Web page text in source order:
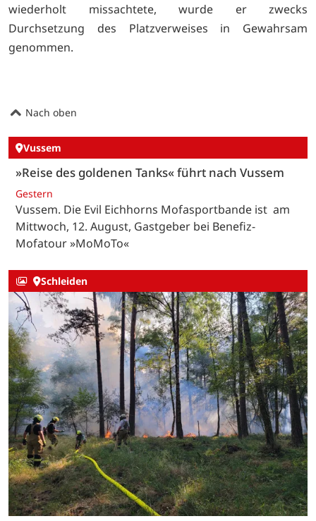
wiederholt missachtete, wurde er zwecks
Durchsetzung des Platzverweises in Gewahrsam
genommen.
Nach oben
Vussem
»Reise des goldenen Tanks« führt nach Vussem
Gestern
Vussem. Die Evil Eichhorns Mofasportbande ist am
Mittwoch, 12. August, Gastgeber bei Benefiz-
Mofatour »MoMoTo«
Schleiden